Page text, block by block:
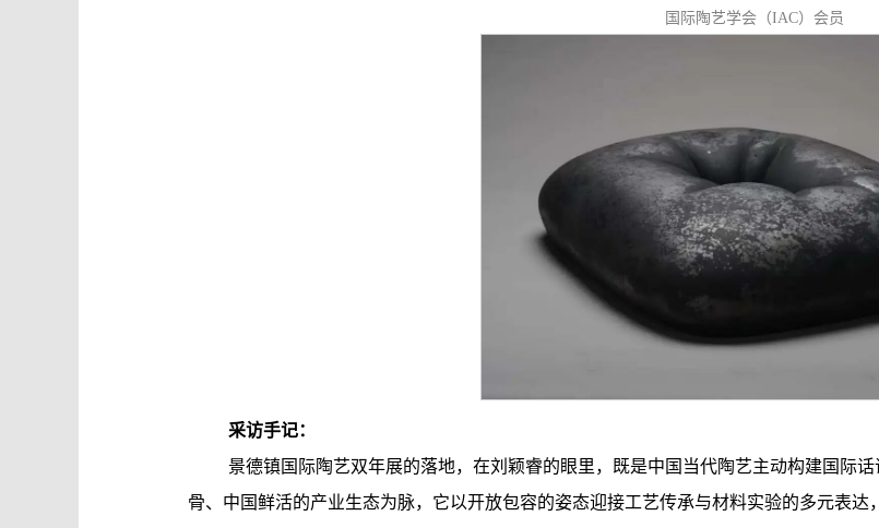
国际陶艺学会（IAC）会员
采访手记：
景德镇国际陶艺双年展的落地，在刘颖睿的眼里，既是中国当代陶艺主动构建国际
骨、中国鲜活的产业生态为脉，它以开放包容的姿态迎接工艺传承与材料实验的多元表